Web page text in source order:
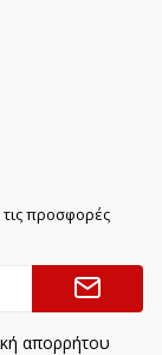
προσφορές
απορρήτου